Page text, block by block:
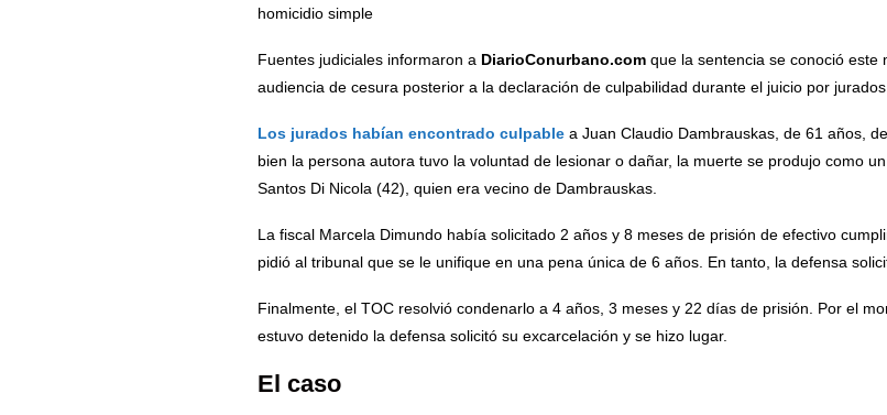
homicidio simple
Fuentes judiciales informaron a DiarioConurbano.comque la sentencia se conoció este
audiencia de cesura posterior a la declaración de culpabilidad durante el juicio por jurados.
Los jurados habían encontrado culpable a Juan Claudio Dambrauskas, de 61 años,
bien la persona autora tuvo la voluntad de lesionar o dañar, la muerte se produjo como
Santos Di Nicola (42), quien era vecino de Dambrauskas.
La fiscal Marcela Dimundo había solicitado 2 años y 8 meses de prisión de efectivo
pidió al tribunal que se le unifique en una pena única de 6 años. En tanto, la defensa
Finalmente, el TOC resolvió condenarlo a 4 años, 3 meses y 22 días de prisión. Por el
estuvo detenido la defensa solicitó su excarcelación y se hizo lugar.
El caso